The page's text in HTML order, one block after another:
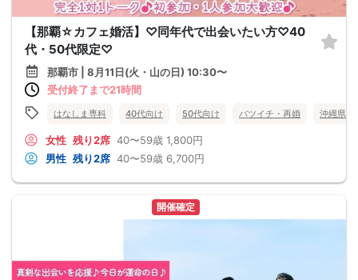
【那覇☆カフェ婚活】♡同年代で出会いたい方♡40
代・50代限定♡
那覇市 | 8月11日(火・山の日) 10:30〜
受付終了まで21時間
はなしま専科 40代向け 50代向け バツイチ・再婚 沖縄県
女性 残り2席 40〜59歳 1,800円
男性 残り2席 40〜59歳 6,700円
開催確定